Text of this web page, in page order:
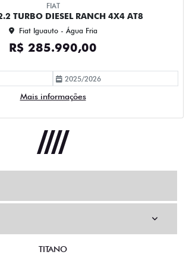
FIAT
TURBO DIESEL RANCH 4X4 AT8
Fiat Iguauto - Água Fria
R$ 285.990,00
2025/2026
Mais informações
TITANO